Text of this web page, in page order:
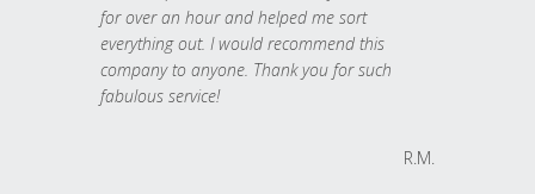
for over an hour and helped me sort
everything out. I would recommend this
company to anyone. Thank you for such
fabulous service!
R.M.